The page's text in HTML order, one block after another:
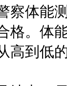
察体能
格。体
高到低